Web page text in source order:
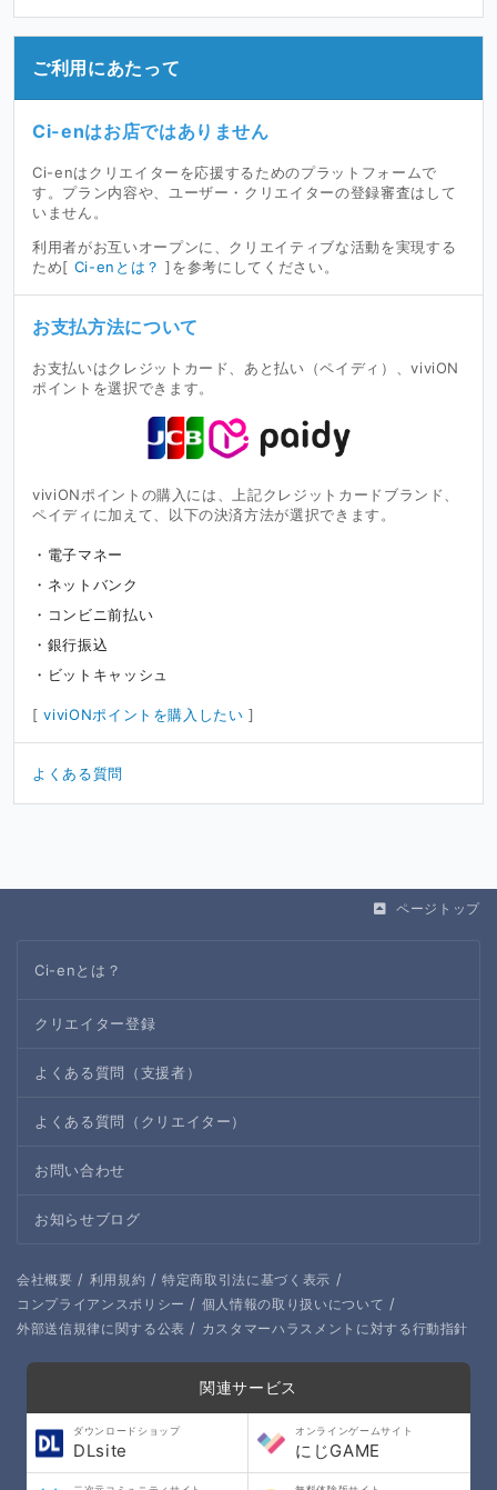
ご利用にあたって
Ci-enはお店ではありません
Ci-enはクリエイターを応援するためのプラットフォームで
す。プラン内容や、ユーザー・クリエイターの登録審査はして
いません。
利用者がお互いオープンに、クリエイティブな活動を実現する
ため[ Ci-enとは？ ]を参考にしてください。
お支払方法について
お支払いはクレジットカード、あと払い（ペイディ）、viviON
ポイントを選択できます。
viviONポイントの購入には、上記クレジットカードブランド、
ペイディに加えて、以下の決済方法が選択できます。
電子マネー
ネットバンク
コンビニ前払い
銀行振込
ビットキャッシュ
[viviONポイントを購入したい ]
よくある質問
ページトップ
Ci-enとは？
クリエイター登録
よくある質問（支援者）
よくある質問（クリエイター）
お問い合わせ
お知らせブログ
会社概要 / 利用規約 / 特定商取引法に基づく表示 /
コンプライアンスポリシー / 個人情報の取り扱いについて /
外部送信規律に関する公表 / カスタマーハラスメントに対する行動指針
関連サービス
ダウンロードショップ
DLsite
オンラインゲームサイト
にじGAME